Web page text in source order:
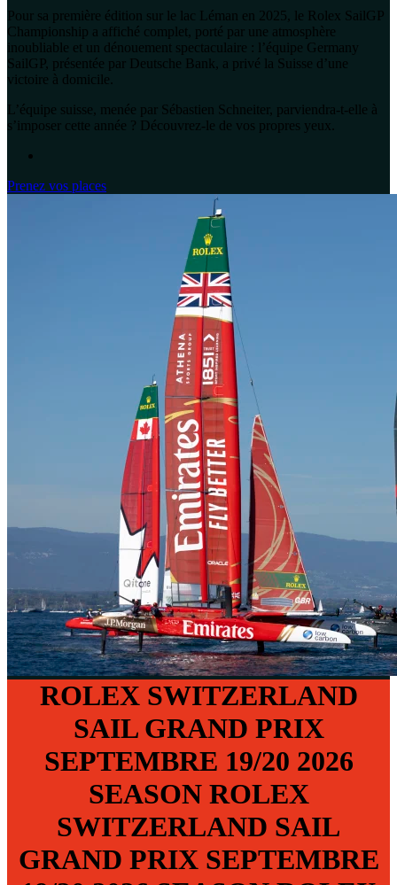
Pour sa première édition sur le lac Léman en 2025, le Rolex SailGP
Championship a affiché complet, porté par une atmosphère
inoubliable et un dénouement spectaculaire : l’équipe Germany
SailGP, présentée par Deutsche Bank, a privé la Suisse d’une
victoire à domicile.
L’équipe suisse, menée par Sébastien Schneiter, parviendra-t-elle à
s’imposer cette année ? Découvrez-le de vos propres yeux.
Prenez vos places
ROLEX SWITZERLAND
SAIL GRAND PRIX
SEPTEMBRE 19/20 2026
SEASON ROLEX
SWITZERLAND SAIL
GRAND PRIX SEPTEMBRE